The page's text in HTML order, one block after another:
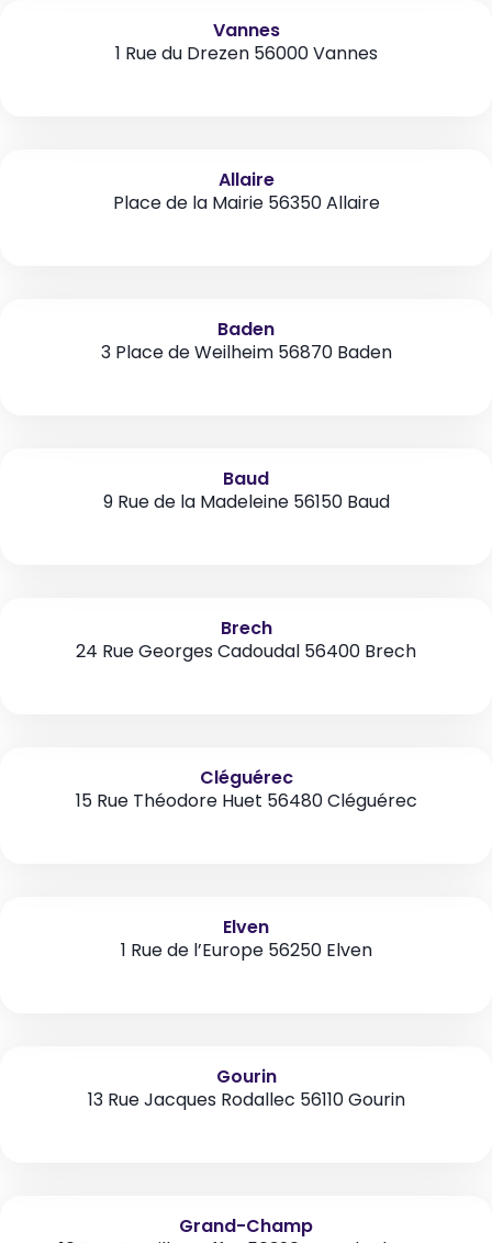
Vannes
1 Rue du Drezen 56000 Vannes
Allaire
Place de la Mairie 56350 Allaire
Baden
3 Place de Weilheim 56870 Baden
Baud
9 Rue de la Madeleine 56150 Baud
Brech
24 Rue Georges Cadoudal 56400 Brech
Cléguérec
15 Rue Théodore Huet 56480 Cléguérec
Elven
1 Rue de l’Europe 56250 Elven
Gourin
13 Rue Jacques Rodallec 56110 Gourin
Grand-Champ